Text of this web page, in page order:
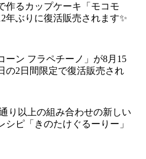
作るカップケーキ「モコモ
年ぶりに復活販売されます✨
ーン フラペチーノ」が8月15
の2日間限定で復活販売され
り以上の組み合わせの新しい
シピ「きのたけぐるーりー」